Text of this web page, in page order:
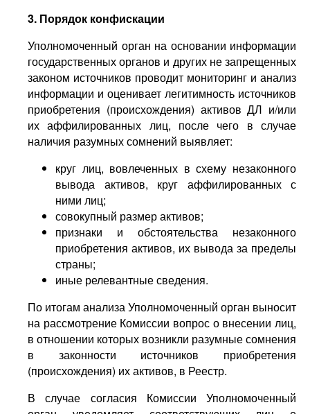
3. Порядок конфискации
Уполномоченный орган на основании информации
государственных органов и других не запрещенных
законом источников проводит мониторинг и анализ
информации и оценивает легитимность источников
приобретения (происхождения) активов ДЛ и/или
их аффилированных лиц, после чего в случае
наличия разумных сомнений выявляет:
круг лиц, вовлеченных в схему незаконного
вывода активов, круг аффилированных с
ними лиц;
совокупный размер активов;
признаки и обстоятельства незаконного
приобретения активов, их вывода за пределы
страны;
иные релевантные сведения.
По итогам анализа Уполномоченный орган выносит
на рассмотрение Комиссии вопрос о внесении лиц,
в отношении которых возникли разумные сомнения
в законности источников приобретения
(происхождения) их активов, в Реестр.
В случае согласия Комиссии Уполномоченный